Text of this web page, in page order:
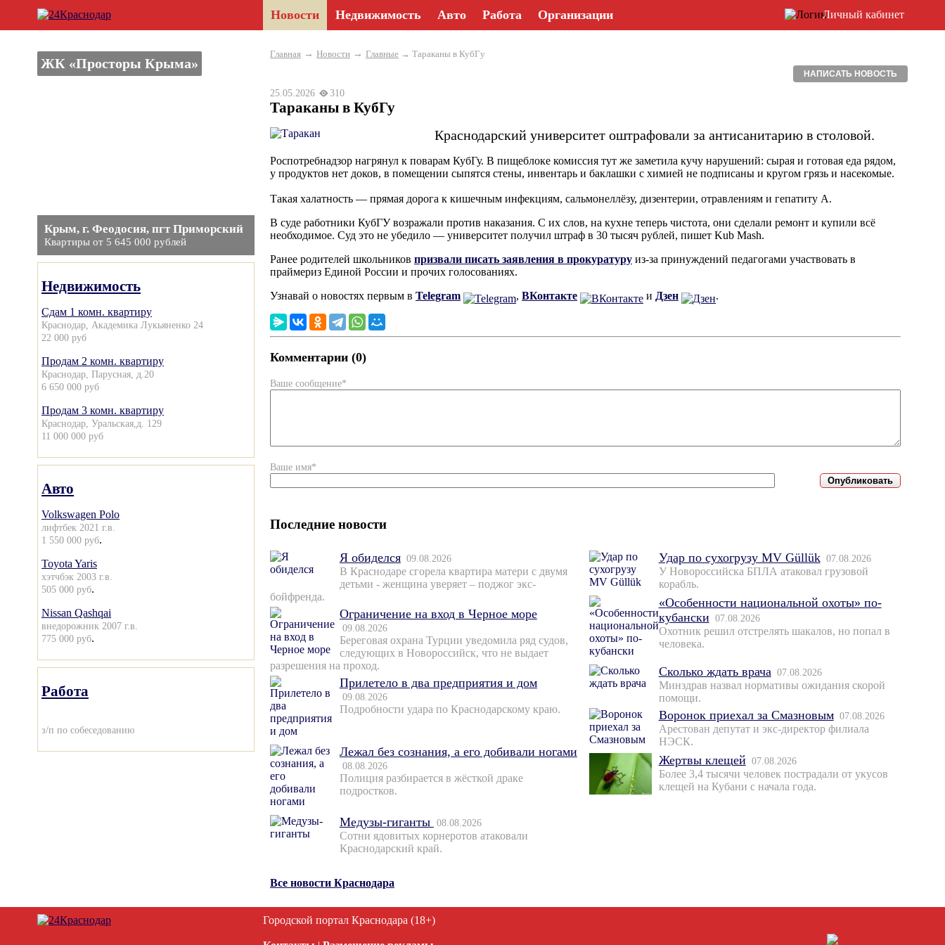
Новости Недвижимость Авто Работа Организации Личный кабинет
ЖК «Просторы Крыма»
Крым, г. Феодосия, пгт Приморский
Квартиры от 5 645 000 рублей
Недвижимость
Сдам 1 комн. квартиру
Краснодар, Академика Лукьяненко 24
22 000 руб
Продам 2 комн. квартиру
Краснодар, Парусная, д.20
6 650 000 руб
Продам 3 комн. квартиру
Краснодар, Уральская,д. 129
11 000 000 руб
Авто
Volkswagen Polo
лифтбек 2021 г.в.
1 550 000 руб.
Toyota Yaris
хэтчбэк 2003 г.в.
505 000 руб.
Nissan Qashqai
внедорожник 2007 г.в.
775 000 руб.
Работа
з/п по собеседованию
Главная → Новости → Главные → Тараканы в КубГу
НАПИСАТЬ НОВОСТЬ
25.05.2026 310
Тараканы в КубГу
Краснодарский университет оштрафовали за антисанитарию в столовой.
Роспотребнадзор нагрянул к поварам КубГу. В пищеблоке комиссия тут же заметила кучу нарушений: сырая и готовая еда рядом,
у продуктов нет доков, в помещении сыпятся стены, инвентарь и баклашки с химией не подписаны и кругом грязь и насекомые.
Такая халатность — прямая дорога к кишечным инфекциям, сальмонеллёзу, дизентерии, отравлениям и гепатиту А.
В суде работники КубГУ возражали против наказания. С их слов, на кухне теперь чистота, они сделали ремонт и купили всё
необходимое. Суд это не убедило — университет получил штраф в 30 тысяч рублей, пишет Kub Mash.
Ранее родителей школьников призвали писать заявления в прокуратуру из-за принуждений педагогами участвовать в
праймериз Единой России и прочих голосованиях.
Узнавай о новостях первым в Telegram , ВКонтакте и Дзен .
Комментарии (0)
Ваше сообщение*
Ваше имя*
Последние новости
Я обиделся 09.08.2026
В Краснодаре сгорела квартира матери с двумя
детьми - женщина уверяет – поджог экс-
бойфренда.
Ограничение на вход в Черное море
09.08.2026
Береговая охрана Турции уведомила ряд судов,
следующих в Новороссийск, что не выдает
разрешения на проход.
Прилетело в два предприятия и дом
09.08.2026
Подробности удара по Краснодарскому краю.
Лежал без сознания, а его добивали ногами
08.08.2026
Полиция разбирается в жёсткой драке
подростков.
Медузы-гиганты 08.08.2026
Сотни ядовитых корнеротов атаковали
Краснодарский край.
Удар по сухогрузу MV Güllük 07.08.2026
У Новороссийска БПЛА атаковал грузовой
корабль.
«Особенности национальной охоты» по-
кубански 07.08.2026
Охотник решил отстрелять шакалов, но попал в
человека.
Сколько ждать врача 07.08.2026
Минздрав назвал нормативы ожидания скорой
помощи.
Воронок приехал за Смазновым 07.08.2026
Арестован депутат и экс-директор филиала
НЭСК.
Жертвы клещей 07.08.2026
Более 3,4 тысячи человек пострадали от укусов
клещей на Кубани с начала года.
Все новости Краснодара
Городской портал Краснодара (18+)